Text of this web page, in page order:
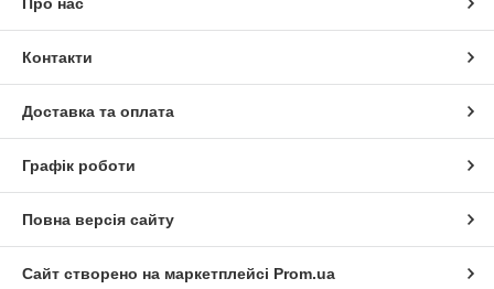
Контакти
Доставка та оплата
Графік роботи
Повна версія сайту
Сайт створено на маркетплейсі Prom.ua